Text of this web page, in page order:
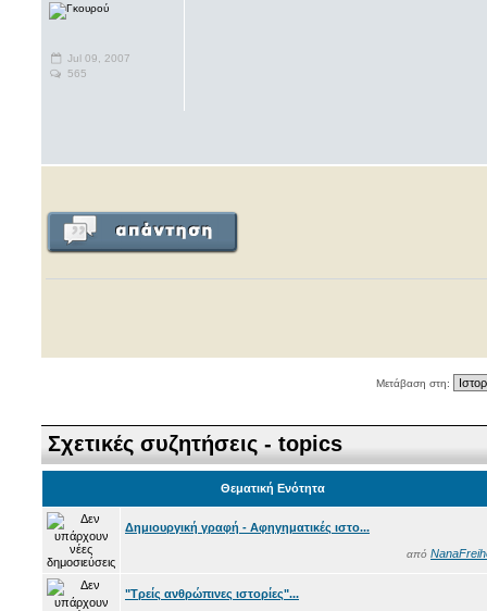
Jul 09, 2007
565
Μετάβαση στη:
Σχετικές συζητήσεις - topics
Θεματική Ενότητα
Δημιουργική γραφή - Αφηγηματικές ιστο...
από
"Τρείς ανθρώπινες ιστορίες"...